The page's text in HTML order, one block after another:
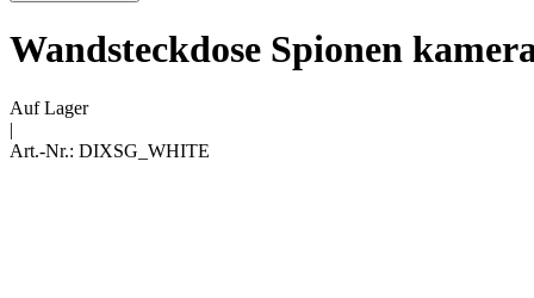
Wandsteckdose Spionen
Auf Lager
|
Art.-Nr.: DIXSG_WHITE